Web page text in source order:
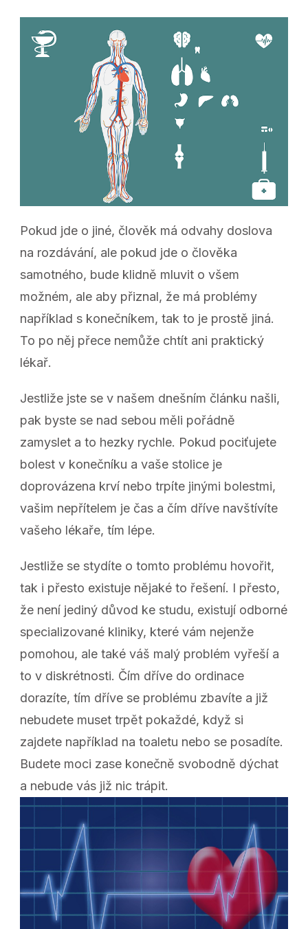
Pokud jde o jiné, člověk má odvahy doslova
na rozdávání, ale pokud jde o člověka
samotného, bude klidně mluvit o všem
možném, ale aby přiznal, že má problémy
například s konečníkem, tak to je prostě jiná.
To po něj přece nemůže chtít ani praktický
lékař.
Jestliže jste se v našem dnešním článku našli,
pak byste se nad sebou měli pořádně
zamyslet a to hezky rychle. Pokud pociťujete
bolest v konečníku a vaše stolice je
doprovázena krví nebo trpíte jinými bolestmi,
vašim nepřítelem je čas a čím dříve navštívíte
vašeho lékaře, tím lépe.
Jestliže se stydíte o tomto problému hovořit,
tak i přesto existuje nějaké to řešení. I přesto,
že není jediný důvod ke studu, existují odborné
specializované kliniky, které vám nejenže
pomohou, ale také váš malý problém vyřeší a
to v diskrétnosti. Čím dříve do ordinace
dorazíte, tím dříve se problému zbavíte a již
nebudete muset trpět pokaždé, když si
zajdete například na toaletu nebo se posadíte.
Budete moci zase konečně svobodně dýchat
a nebude vás již nic trápit.